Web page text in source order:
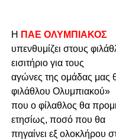
Η ΠΑΕ ΟΛΥΜΠΙΑΚΟΣ
υπενθυμίζει στους
εισιτήριο για τους
αγώνες της ομάδας μας
φιλάθλου Ολυμπιακού»
που ο φίλαθλος θα
ετησίως, ποσό που θα
πηγαίνει εξ ολοκλήρου